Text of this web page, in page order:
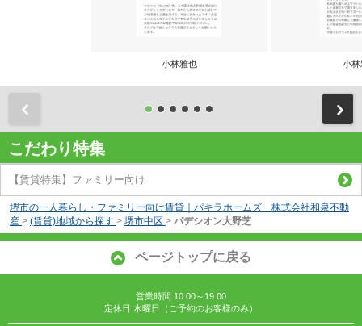
小林雅也 小林
こだわり特集
【賃貸特集】ファミリー向け
堺市の一人暮らし・ファミリー向け賃貸｜パキラホームズ 株式会社和泉不動
産 > (賃貸)地域から探す > 堺市中区 > パデシオン大野芝
ページトップに戻る
営業時間:10:00～19:00
定休日:水曜日（ご予約のお客様のみ）